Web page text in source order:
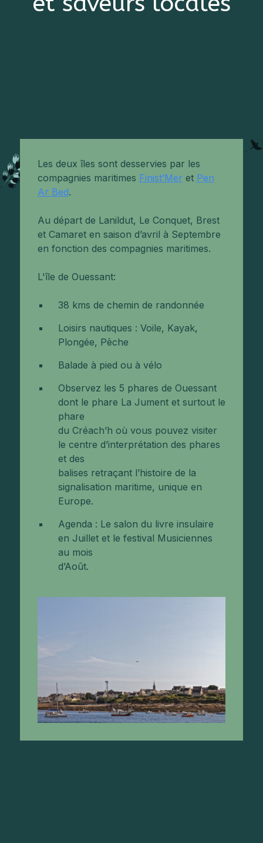
Les deux îles sont desservies par les
compagnies maritimes Finist’Mer et Pen
Ar Bed.
Au départ de Lanildut, Le Conquet, Brest
et Camaret en saison d’avril à Septembre
en fonction des compagnies maritimes.
L'île de Ouessant:
38 kms de chemin de randonnée
Loisirs nautiques : Voile, Kayak,
Plongée, Pêche
Balade à pied ou à vélo
Observez les 5 phares de Ouessant
dont le phare La Jument et surtout le
phare
du Créach’h où vous pouvez visiter
le centre d’interprétation des phares
et des
balises retraçant l’histoire de la
signalisation maritime, unique en
Europe.
Agenda : Le salon du livre insulaire
en Juillet et le festival Musiciennes
au mois
d’Août.